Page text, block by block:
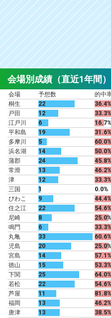
会場別成績（直近1年間）
会場 予想数 的中
桐生
22 36.4%
戸田
12 33.3%
江戸川
6 16.7%
平和島
19 31.6%
多摩川
5 60.0%
浜名湖
14 50.0%
蒲郡
24 45.8%
常滑
13 46.2%
津
12 33.3%
三国
1 0.0%
びわこ
9 44.4%
住之江
22 54.6%
尼崎
8 25.0%
鳴門
6 33.3%
丸亀
33 60.6%
児島
20 25.0%
宮島
14 57.1%
徳山
15 53.3%
下関
25 64.0%
若松
22 54.6%
芦屋
11 81.8%
福岡
13 46.2%
唐津
13 38.5%